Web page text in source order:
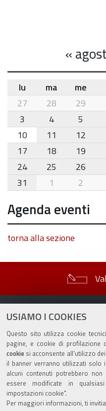
USIAMO I COOKIES
Questo sito utilizza cookie
pagine, e cookie di profilazione
cookie si acconsente all’utilizzo
il banner verranno utilizzati solo
alcuni contenuti potrebbero
essere modificate in
impostazioni cookie".
Per maggiori informazioni, ti
«
month-
8
lu ma me
27
28 29
3
4 5
10
11 12
17
18 19
24
25 26
31
1 2
Agenda eventi
torna alla sezione
Sito istituzionale
Privacy policy